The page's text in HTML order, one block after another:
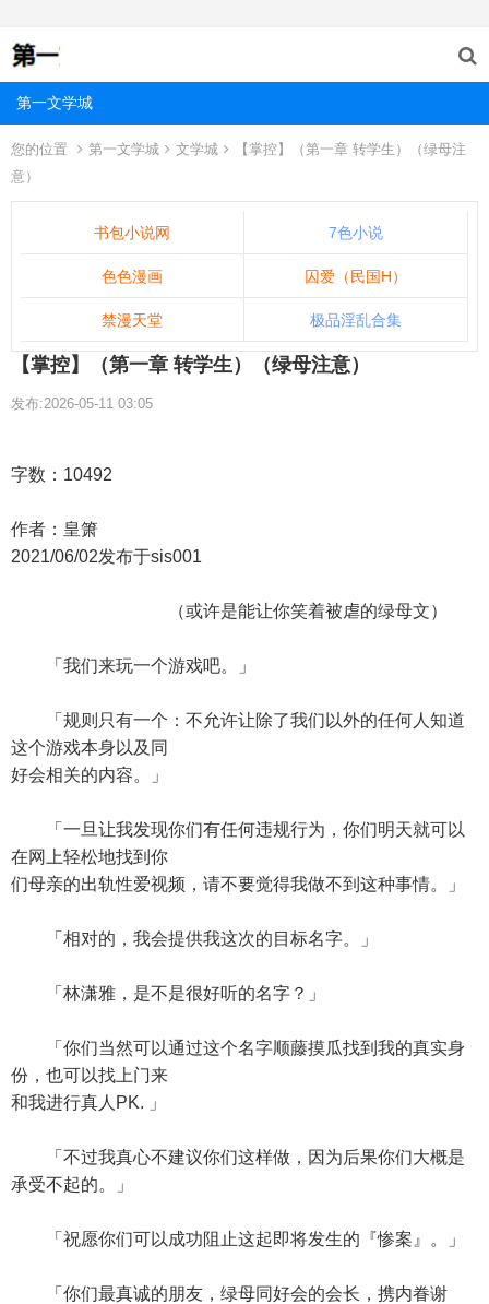
第一文学城
您的位置 第一文学城 文学城
【掌控】（第一章 转学生）（绿母注
意）
书包小说网 7色小说
色色漫画 囚爱（民国H）
禁漫天堂 极品淫乱合集
【掌控】（第一章 转学生）（绿母注意）
发布:2026-05-11 03:05
字数：10492
作者：皇箫
2021/06/02发布于sis001
（或许是能让你笑着被虐的绿母文）
「我们来玩一个游戏吧。」
「规则只有一个：不允许让除了我们以外的任何人知道
这个游戏本身以及同
好会相关的内容。」
「一旦让我发现你们有任何违规行为，你们明天就可以
在网上轻松地找到你
们母亲的出轨性爱视频，请不要觉得我做不到这种事情。」
「相对的，我会提供我这次的目标名字。」
「林潇雅，是不是很好听的名字？」
「你们当然可以通过这个名字顺藤摸瓜找到我的真实身
份，也可以找上门来
和我进行真人PK. 」
「不过我真心不建议你们这样做，因为后果你们大概是
承受不起的。」
「祝愿你们可以成功阻止这起即将发生的『惨案』。」
「你们最真诚的朋友，绿母同好会的会长，携内眷谢